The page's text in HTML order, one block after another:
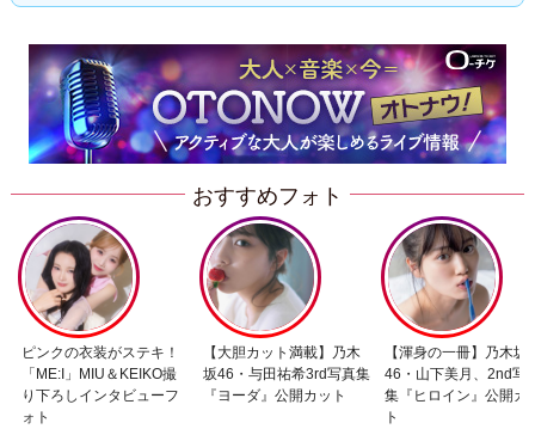
おすすめフォト
ピンクの衣装がステキ！
「ME:I」MIU＆KEIKO撮
り下ろしインタビューフ
ォト
【大胆カット満載】乃木
坂46・与田祐希3rd写真集
『ヨーダ』公開カット
【渾身の一冊】乃木坂
46・山下美月、2nd写
集『ヒロイン』公開カ
ト